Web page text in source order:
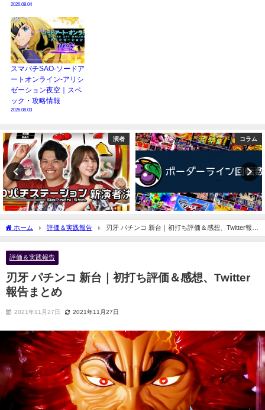
2026.08.04
スマパチSAO-ソードア
ートオンライン-アリシ
ゼーション夜空｜スペ
ック・攻略情報
2026.08.03
コラム ニュース
ホーム 評価＆実践報告
刃牙 パチンコ 新台｜初打ち評価＆感想、Twitter報告
まとめ
評価＆実践報告
刃牙 パチンコ 新台｜初打ち評価＆感想、Twitter
報告まとめ
2021年11月27日 2021年11月27日